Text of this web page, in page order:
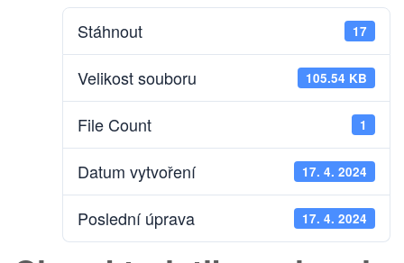
Stáhnout 17
Velikost souboru 105.54 KB
File Count 1
Datum vytvoření 17. 4. 2024
Poslední úprava 17. 4. 2024